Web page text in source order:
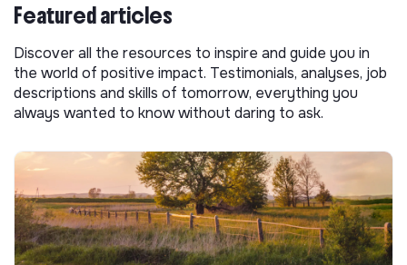
Featured articles
Discover all the resources to inspire and guide you in
the world of positive impact. Testimonials, analyses, job
descriptions and skills of tomorrow, everything you
always wanted to know without daring to ask.